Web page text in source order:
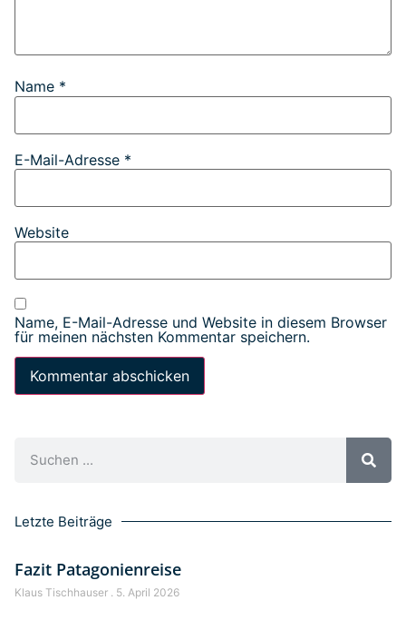
Name *
E-Mail-Adresse *
Website
Name, E-Mail-Adresse und Website in diesem Browser
für meinen nächsten Kommentar speichern.
Letzte Beiträge
Fazit Patagonienreise
Klaus Tischhauser 5. April 2026